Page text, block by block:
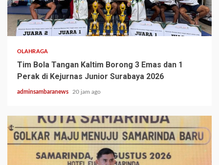
3 min read
OLAHRAGA
Tim Bola Tangan Kaltim Borong 3 Emas dan 1
Perak di Kejurnas Junior Surabaya 2026
adminsambaranews 20 jam ago